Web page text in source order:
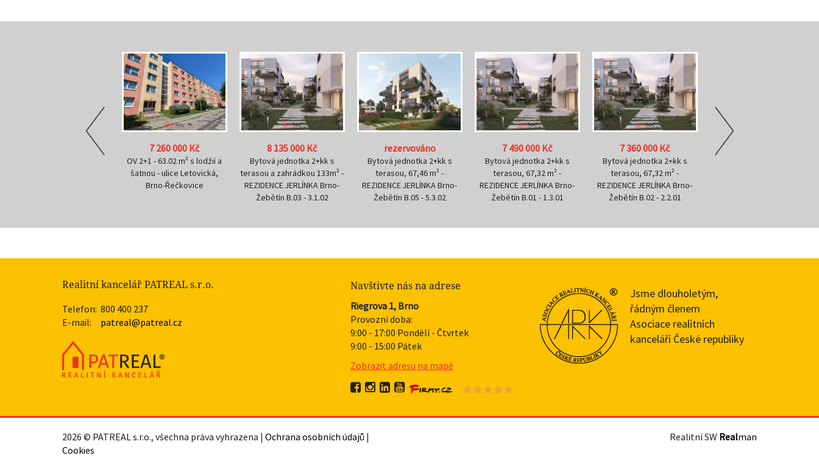
8 135 000 Kč
Bytová jednotka 2+kk s
terasou a zahrádkou 133m² -
REZIDENCE JERLÍNKA Brno-
rezervováno
Bytová jednotka 2+kk s
terasou, 67,46 m² -
REZIDENCE JERLÍNKA Brno-
Žebětín B.05 - 5.3.02
7 490 000 Kč
Bytová jednotka 2+kk s
terasou, 67,32 m² -
REZIDENCE JERLÍNKA Brno-
Žebětín B.01 - 1.3.01
7 360 000 Kč
Bytová jednotka 2+kk s
terasou, 67,32 m² -
REZIDENCE JERLÍNKA Brno-
Žebětín B.02 - 2.2.01
7 490 000 Kč
Bytová jednotka 2+kk s
terasou, 67,47 m² -
REZIDENCE JERLÍNKA Brno-
Žebětín B.02 - 2.3.03
Realitní kancelář PATREAL s.r.o.
Telefon: 800 400 237
E-mail:
patreal@patreal.cz
Navštivte nás na adrese
Riegrova 1, Brno
Provozní doba:
9:00 - 17:00 Pondělí - Čtvrtek
9:00 - 15:00 Pátek
Zobrazit adresu na mapě
Jsme dlouholetým,
řádným členem
Asociace realitních
kanceláří České republiky
2026 © PATREAL s.r.o., všechna práva vyhrazena | Ochrana osobních údajů |
Cookies
Realitní SW Realman